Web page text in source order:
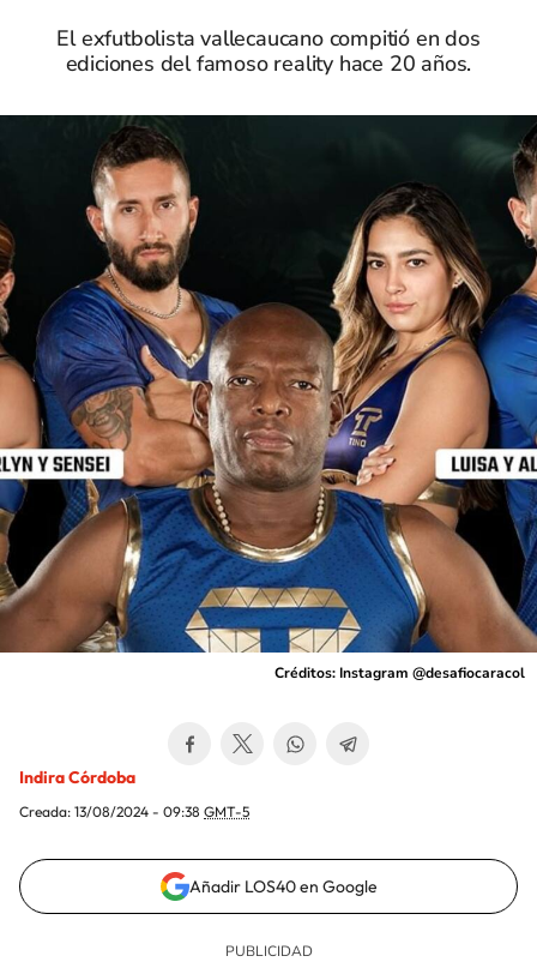
El exfutbolista vallecaucano compitió en dos
ediciones del famoso reality hace 20 años.
Créditos: Instagram @desafiocaracol
Indira Córdoba
Creada: 13/08/2024 - 09:38 GMT-5
Añadir LOS40 en Google